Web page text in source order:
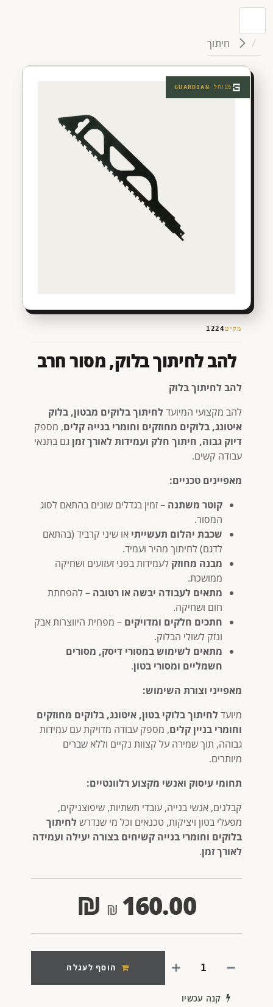
חיתוך
מנוהל GUARDIAN
מק״ט1224
להב לחיתוך בלוק, מסור חרב
להב לחיתוך בלוק
להב מקצועי המיועד לחיתוך בלוקים מבטון, בלוק
איטונג, בלוקים מחוזקים וחומרי בנייה קלים, מספק
דיוק גבוה, חיתוך חלק ועמידות לאורך זמןגם בתנאי
עבודה קשים.
מאפיינים טכניים:
קוטר משתנה – זמין בגדלים שונים בהתאם לסוג
המסור.
שכבת יהלום תעשייתי או שיני קרביד (בהתאם
לדגם) לחיתוך מהיר ועמיד.
מבנה מחוזק לעמידות בפני זעזועים ושחיקה
ממושכת.
מתאים לעבודה יבשה או רטובה – להפחתת
חום ושחיקה.
חתכים חלקים ומדויקים – מפחית היווצרות אבק
ונזק לשולי הבלוק.
מתאים לשימוש במסורי דיסק, מסורים
חשמליים ומסורי בטון.
מאפייני וצורת השימוש:
מיועד לחיתוך בלוקי בטון, איטונג, בלוקים מחוזקים
וחומרי בניין קלים, מספק עבודה מדויקת עם עמידות
גבוהה, תוך שמירה על קצוות נקיים וללא שברים
מיותרים.
תחומי עיסוק ואנשי מקצוע רלוונטיים:
קבלנים, אנשי בנייה, עובדי תשתיות, שיפוצניקים,
מפעלי בטון ויציקות, טכנאים וכל מי שנדרש לחיתוך
בלוקים וחומרי בנייה קשיחים בצורה יעילה ועמידה
לאורך זמן.
160.00
₪
הוסף לעגלה
קנה עכשיו